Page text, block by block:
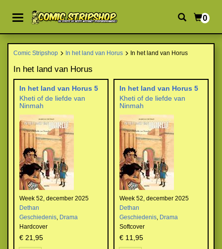
0
Comic Stripshop In het land van Horus In het land van Horus
In het land van Horus
In het land van Horus 5
Kheti of de liefde van
Ninmah
Week 52, december 2025
Dethan
Geschiedenis, Drama
Hardcover
€ 21,95
In het land van Horus 5
Kheti of de liefde van
Ninmah
Week 52, december 2025
Dethan
Geschiedenis, Drama
Softcover
€ 11,95